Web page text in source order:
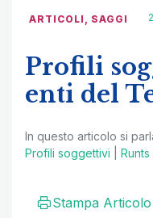
ARTICOLI SAGGI
Profili
enti del
In questo articolo si
Profili soggettivi
Runts
Stampa Articolo